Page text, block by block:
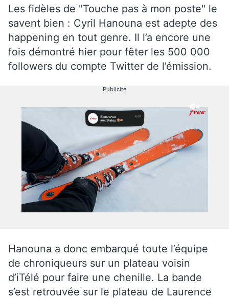
Les fidèles de "Touche pas à mon poste" le
savent bien : Cyril Hanouna est adepte des
happening en tout genre. Il l’a encore une
fois démontré hier pour fêter les 500 000
followers du compte Twitter de l’émission.
Publicité
Hanouna a donc embarqué toute l’équipe
de chroniqueurs sur un plateau voisin
d’iTélé pour faire une chenille. La bande
s’est retrouvée sur le plateau de Laurence